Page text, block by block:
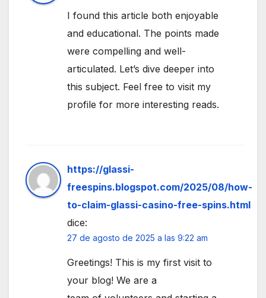
I found this article both enjoyable
and educational. The points made
were compelling and well-
articulated. Let’s dive deeper into
this subject. Feel free to visit my
profile for more interesting reads.
https://glassi-
freespins.blogspot.com/2025/08/how-
to-claim-glassi-casino-free-spins.html
dice:
27 de agosto de 2025 a las 9:22 am
Greetings! This is my first visit to
your blog! We are a